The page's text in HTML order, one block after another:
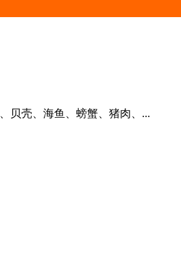
贝壳、海鱼、螃蟹、猪肉、...